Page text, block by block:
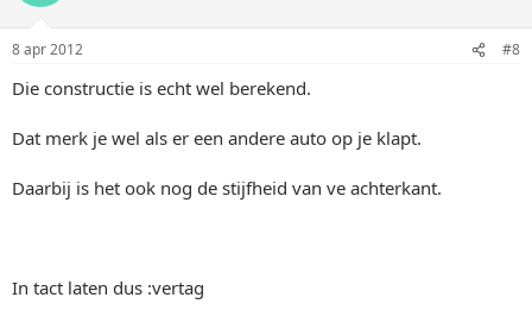
8 apr 2012 #8
Die constructie is echt wel berekend.
Dat merk je wel als er een andere auto op je klapt.
Daarbij is het ook nog de stijfheid van ve achterkant.
In tact laten dus :vertag